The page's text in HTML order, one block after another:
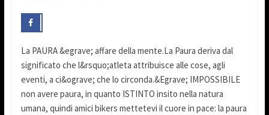
La PAURA &egrave; affare della mente.La Paura deriva dal
significato che l&rsquo;atleta attribuisce alle cose, agli
eventi, a ci&ograve; che lo circonda.&Egrave; IMPOSSIBILE
non avere paura, in quanto ISTINTO insito nella natura
umana, quindi amici bikers mettetevi il cuore in pace: la paura